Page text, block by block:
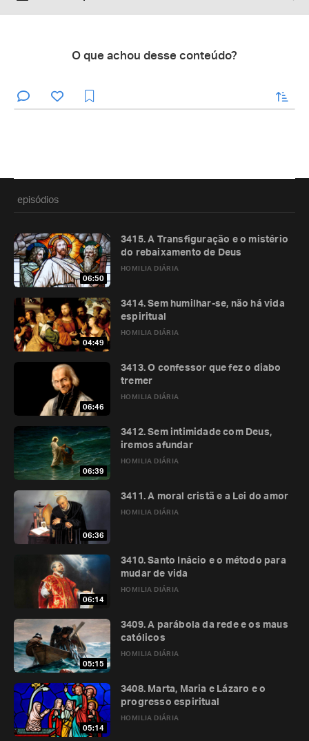
O que achou desse conteúdo?
enviar
episódios
06:50
HOMILIA DIÁRIA
3415. A Transfiguração e o mistério
do rebaixamento de Deus
04:49
HOMILIA DIÁRIA
3414. Sem humilhar-se, não há vida
espiritual
06:46
HOMILIA DIÁRIA
3413. O confessor que fez o diabo
tremer
06:39
HOMILIA DIÁRIA
3412. Sem intimidade com Deus,
iremos afundar
06:36
HOMILIA DIÁRIA
3411. A moral cristã e a Lei do amor
06:14
HOMILIA DIÁRIA
3410. Santo Inácio e o método para
mudar de vida
05:15
HOMILIA DIÁRIA
3409. A parábola da rede e os maus
católicos
05:14
HOMILIA DIÁRIA
3408. Marta, Maria e Lázaro e o
progresso espiritual